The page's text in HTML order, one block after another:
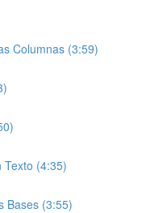
Columnas (3:59)
Texto (4:35)
Bases (3:55)